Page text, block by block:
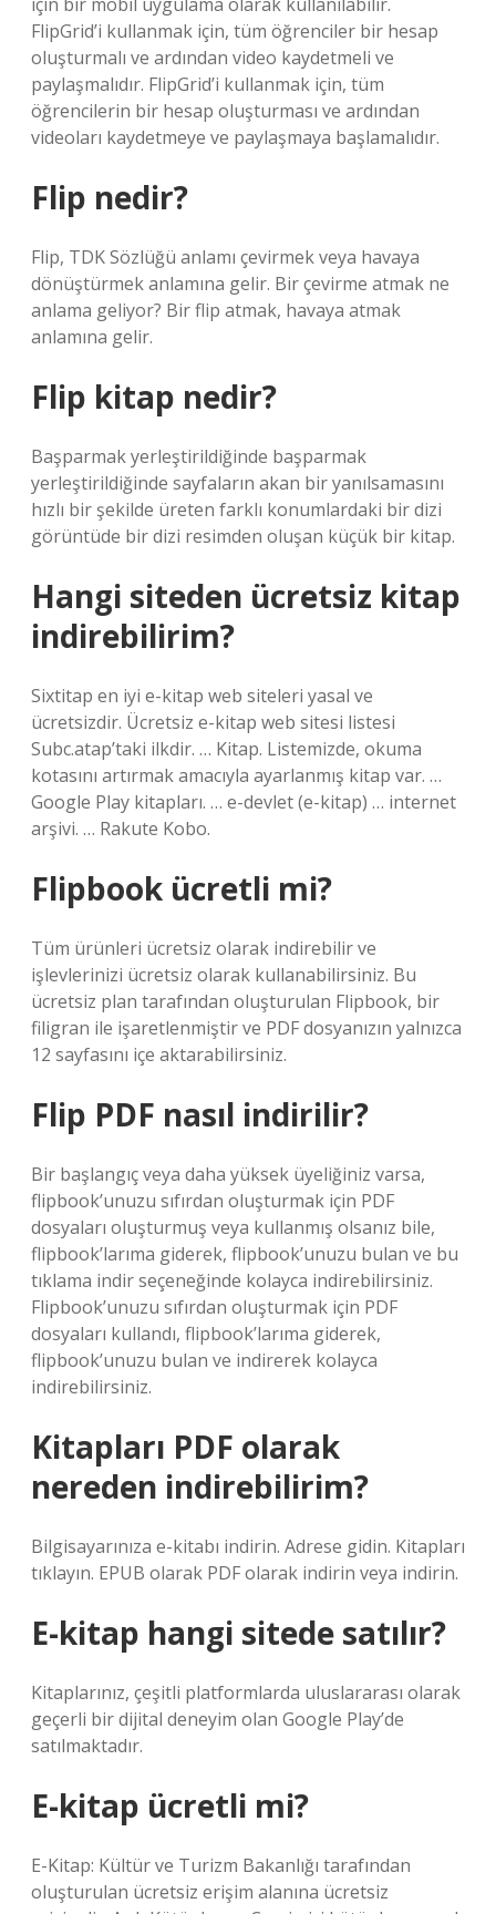
FlipGrid’i kullanmak için, tüm öğrenciler bir hesap
oluşturmalı ve ardından video kaydetmeli ve
paylaşmalıdır. FlipGrid’i kullanmak için, tüm
öğrencilerin bir hesap oluşturması ve ardından
videoları kaydetmeye ve paylaşmaya başlamalıdır.
Flip nedir?
Flip, TDK Sözlüğü anlamı çevirmek veya havaya
dönüştürmek anlamına gelir. Bir çevirme atmak ne
anlama geliyor? Bir flip atmak, havaya atmak
anlamına gelir.
Flip kitap nedir?
Başparmak yerleştirildiğinde başparmak
yerleştirildiğinde sayfaların akan bir yanılsamasını
hızlı bir şekilde üreten farklı konumlardaki bir dizi
görüntüde bir dizi resimden oluşan küçük bir kitap.
Hangi siteden ücretsiz kitap
indirebilirim?
Sixtitap en iyi e-kitap web siteleri yasal ve
ücretsizdir. Ücretsiz e-kitap web sitesi listesi
Subc.atap’taki ilkdir. … Kitap. Listemizde, okuma
kotasını artırmak amacıyla ayarlanmış kitap var. …
Google Play kitapları. … e-devlet (e-kitap) … internet
arşivi. … Rakute Kobo.
Flipbook ücretli mi?
Tüm ürünleri ücretsiz olarak indirebilir ve
işlevlerinizi ücretsiz olarak kullanabilirsiniz. Bu
ücretsiz plan tarafından oluşturulan Flipbook, bir
filigran ile işaretlenmiştir ve PDF dosyanızın yalnızca
12 sayfasını içe aktarabilirsiniz.
Flip PDF nasıl indirilir?
Bir başlangıç ​​veya daha yüksek üyeliğiniz varsa,
flipbook’unuzu sıfırdan oluşturmak için PDF
dosyaları oluşturmuş veya kullanmış olsanız bile,
flipbook’larıma giderek, flipbook’unuzu bulan ve bu
tıklama indir seçeneğinde kolayca indirebilirsiniz.
Flipbook’unuzu sıfırdan oluşturmak için PDF
dosyaları kullandı, flipbook’larıma giderek,
flipbook’unuzu bulan ve indirerek kolayca
indirebilirsiniz.
Kitapları PDF olarak
nereden indirebilirim?
Bilgisayarınıza e-kitabı indirin. Adrese gidin. Kitapları
tıklayın. EPUB olarak PDF olarak indirin veya indirin.
E-kitap hangi sitede satılır?
Kitaplarınız, çeşitli platformlarda uluslararası olarak
geçerli bir dijital deneyim olan Google Play’de
satılmaktadır.
E-kitap ücretli mi?
E-Kitap: Kültür ve Turizm Bakanlığı tarafından
oluşturulan ücretsiz erişim alanına ücretsiz